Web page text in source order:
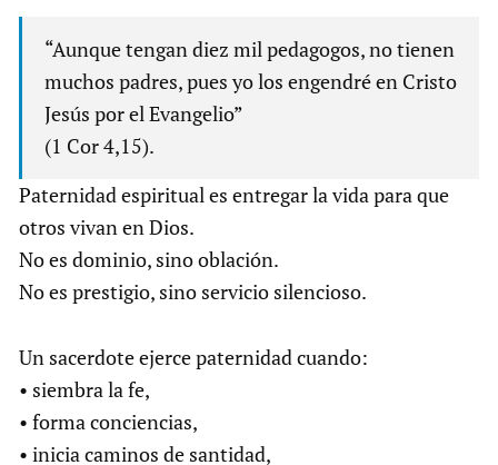
“Aunque tengan diez mil pedagogos, no tienen
muchos padres, pues yo los engendré en Cristo
Jesús por el Evangelio”
(1 Cor 4,15).
Paternidad espiritual es entregar la vida para que
otros vivan en Dios.
No es dominio, sino oblación.
No es prestigio, sino servicio silencioso.
Un sacerdote ejerce paternidad cuando:
• siembra la fe,
• forma conciencias,
• inicia caminos de santidad,